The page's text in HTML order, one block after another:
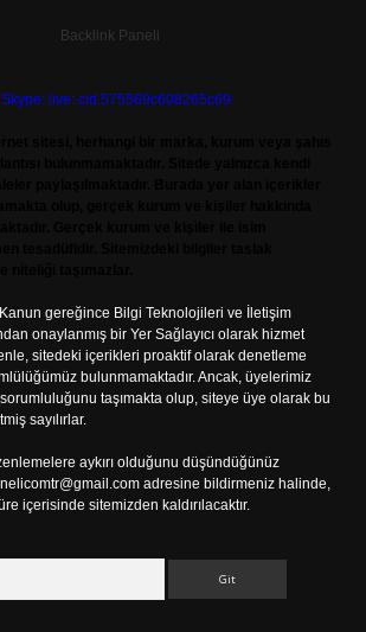
Skype: live:.cid.575569c608265c69
Kanun gereğince Bilgi Teknolojileri ve İletişim
onaylanmış bir Yer Sağlayıcı olarak hizmet
sitedeki içerikleri proaktif olarak denetleme
bulunmamaktadır. Ancak, üyelerimiz
taşımakta olup, siteye üye olarak bu
sayılırlar.
aykırı olduğunu düşündüğünüz
adresine bildirmeniz halinde,
içerisinde sitemizden kaldırılacaktır.